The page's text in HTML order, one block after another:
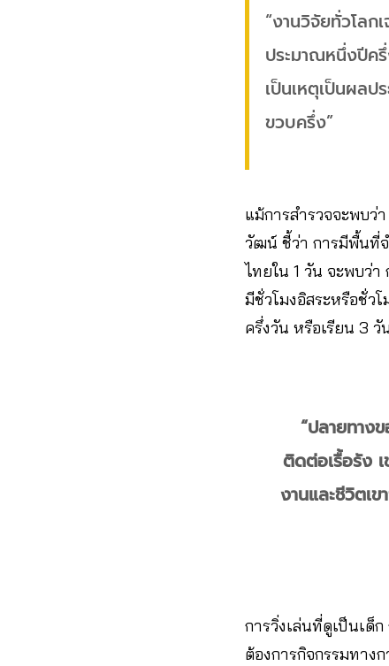
“งานวิจัยทั่วโลก
ประมาณหนึ่งปีค
เป็นเหตุเป็นผลป
ขวบครึ่ง”
แม้การสำรวจจะพบว่
วัฒน์ ชี้ว่า การมีพื้นที่จ
ไทยใน 1 วัน จะพบว่า
มีชั่วโมงอิสระหรือชั่ว
ครึ่งวัน หรือเรียน 3
“ปลายทาง
ติดต่อเรื้อรัง
งานและชีวิตเ
การวิ่งเล่นที่ดูเป็นเด็
ต้องการกิจกรรมทาง